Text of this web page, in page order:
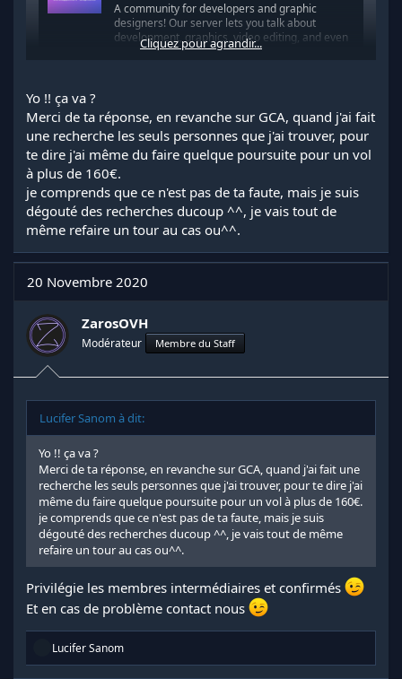
A community for developers and graphic
designers! Our server lets you talk about
development, graphics, video editing, and even
video games! Our community is mostly French,
Cliquez pour agrandir...
Yo !! ça va ?
Merci de ta réponse, en revanche sur GCA, quand j'ai fait
une recherche les seuls personnes que j'ai trouver, pour
te dire j'ai même du faire quelque poursuite pour un vol
à plus de 160€.
je comprends que ce n'est pas de ta faute, mais je suis
dégouté des recherches ducoup ^^, je vais tout de
même refaire un tour au cas ou^^.
20 Novembre 2020
ZarosOVH
Modérateur Membre du Staff
Lucifer Sanom à dit:
Yo !! ça va ?
Merci de ta réponse, en revanche sur GCA, quand j'ai fait une
recherche les seuls personnes que j'ai trouver, pour te dire j'ai
même du faire quelque poursuite pour un vol à plus de 160€.
je comprends que ce n'est pas de ta faute, mais je suis
dégouté des recherches ducoup ^^, je vais tout de même
refaire un tour au cas ou^^.
Privilégie les membres intermédiaires et confirmés
Et en cas de problème contact nous
R
a
Lucifer Sanom